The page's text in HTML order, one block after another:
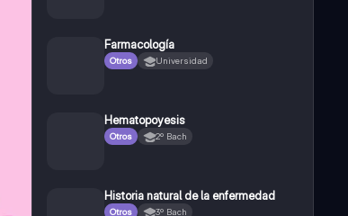
Farmacología
Otros Universidad
Hematopoyesis
Otros 2º Bach
Historia natural de la enfermedad
Otros 3º Bach